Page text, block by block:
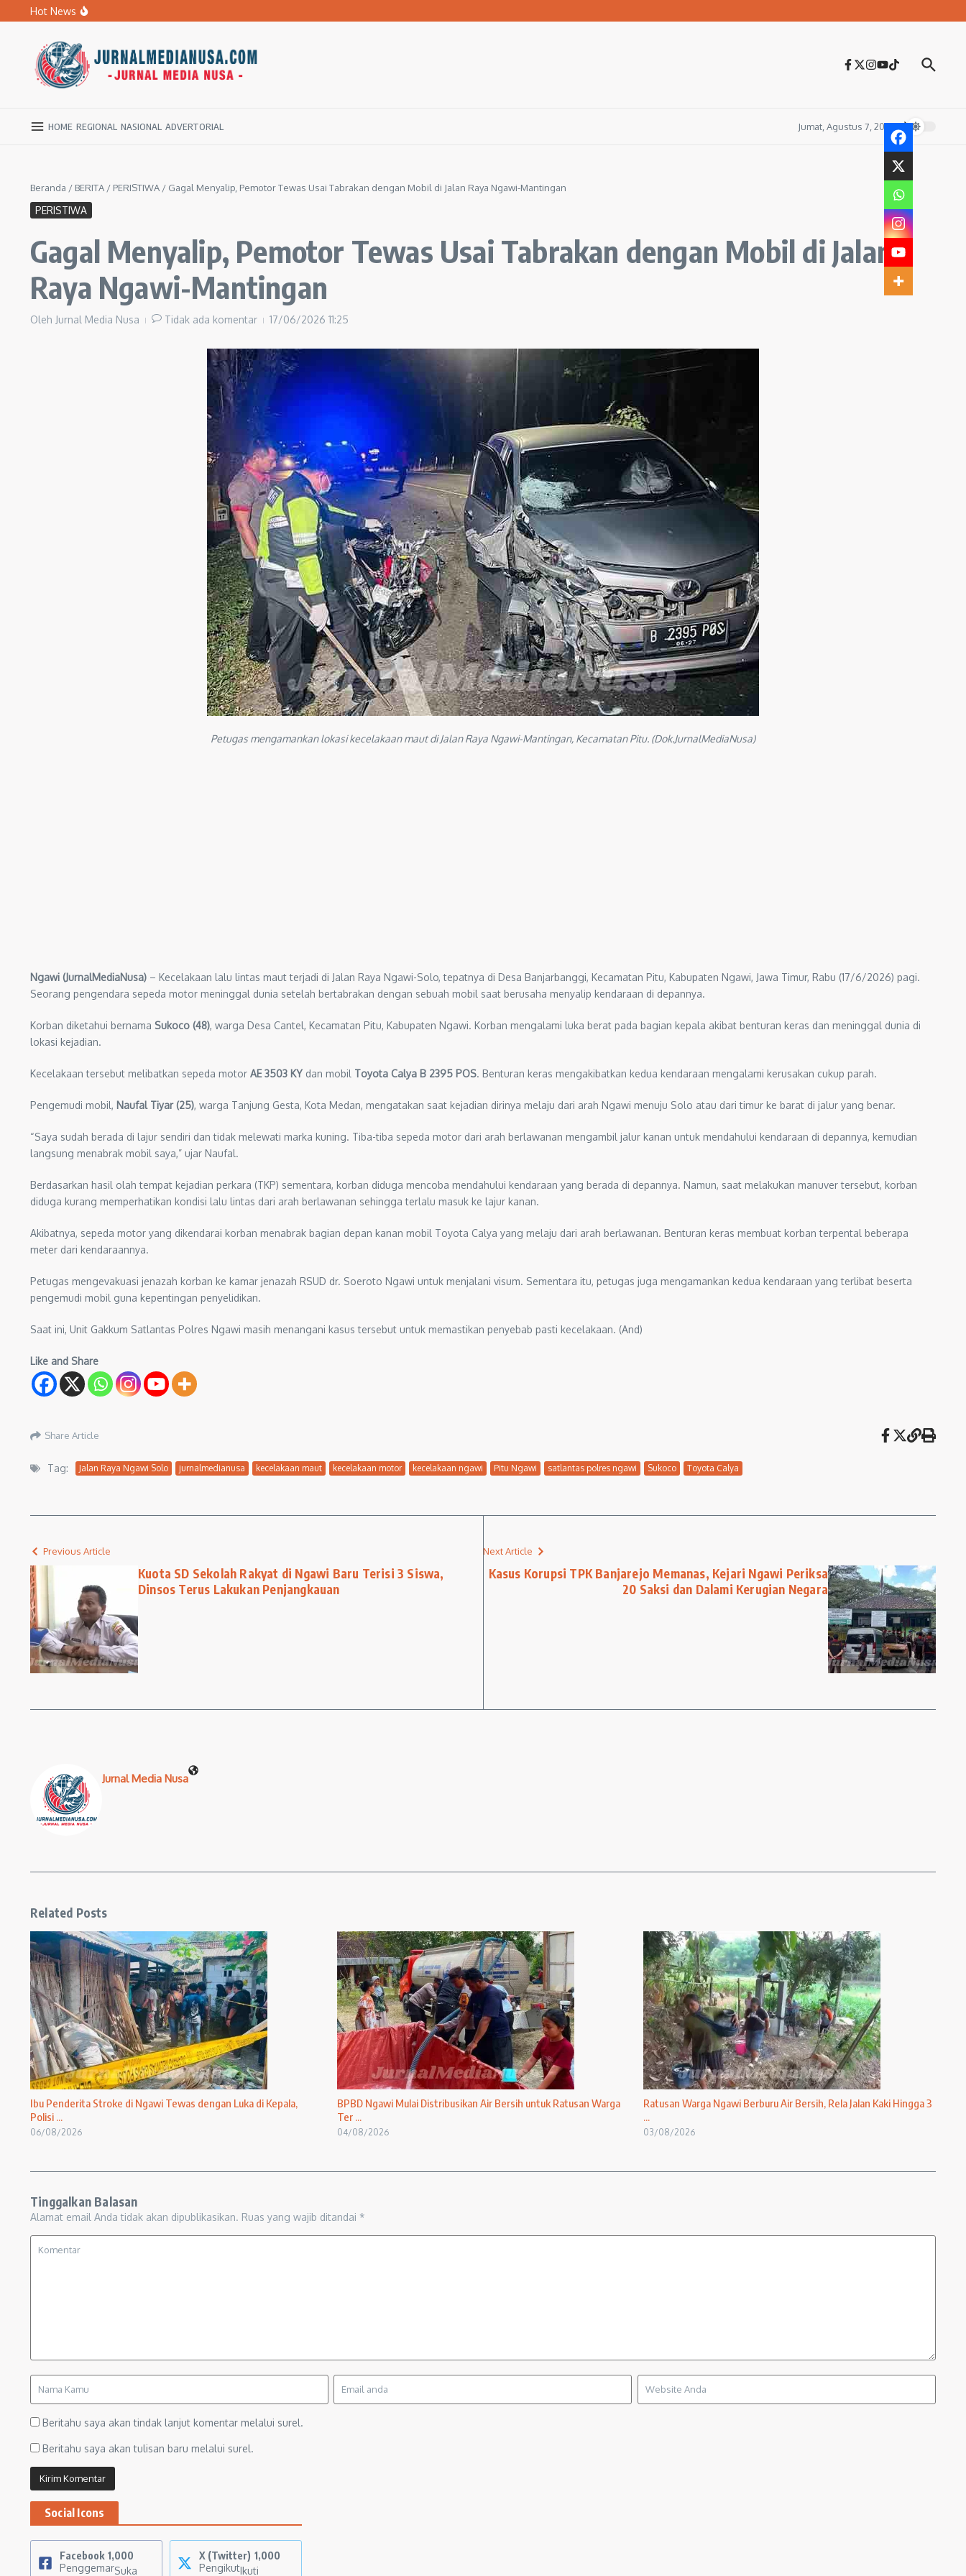
Lewati ke konten
Hot News
Kupas Pola Asuh Berbasis Otak Anak, SD Muhammadiyah 1 Ngawi Gelar Seminar Golden Parenting
HOME REGIONAL NASIONAL ADVERTORIAL Jumat, Agustus 7, 2026
Beranda / BERITA / PERISTIWA / Gagal Menyalip, Pemotor Tewas Usai Tabrakan dengan Mobil di Jalan Raya Ngawi-Mantingan
PERISTIWA
Gagal Menyalip, Pemotor Tewas Usai Tabrakan dengan Mobil di Jalan
Raya Ngawi-Mantingan
Oleh Jurnal Media Nusa Tidak ada komentar 17/06/2026 11:25
Petugas mengamankan lokasi kecelakaan maut di Jalan Raya Ngawi-Mantingan, Kecamatan Pitu. (Dok.JurnalMediaNusa)
Ngawi (JurnalMediaNusa) – Kecelakaan lalu lintas maut terjadi di Jalan Raya Ngawi-Solo, tepatnya di Desa Banjarbanggi, Kecamatan Pitu, Kabupaten Ngawi, Jawa Timur, Rabu (17/6/2026) pagi.
Seorang pengendara sepeda motor meninggal dunia setelah bertabrakan dengan sebuah mobil saat berusaha menyalip kendaraan di depannya.
Korban diketahui bernama Sukoco (48), warga Desa Cantel, Kecamatan Pitu, Kabupaten Ngawi. Korban mengalami luka berat pada bagian kepala akibat benturan keras dan meninggal dunia di
lokasi kejadian.
Kecelakaan tersebut melibatkan sepeda motor AE 3503 KY dan mobil Toyota Calya B 2395 POS. Benturan keras mengakibatkan kedua kendaraan mengalami kerusakan cukup parah.
Pengemudi mobil, Naufal Tiyar (25), warga Tanjung Gesta, Kota Medan, mengatakan saat kejadian dirinya melaju dari arah Ngawi menuju Solo atau dari timur ke barat di jalur yang benar.
“Saya sudah berada di lajur sendiri dan tidak melewati marka kuning. Tiba-tiba sepeda motor dari arah berlawanan mengambil jalur kanan untuk mendahului kendaraan di depannya, kemudian
langsung menabrak mobil saya,” ujar Naufal.
Berdasarkan hasil olah tempat kejadian perkara (TKP) sementara, korban diduga mencoba mendahului kendaraan yang berada di depannya. Namun, saat melakukan manuver tersebut, korban
diduga kurang memperhatikan kondisi lalu lintas dari arah berlawanan sehingga terlalu masuk ke lajur kanan.
Akibatnya, sepeda motor yang dikendarai korban menabrak bagian depan kanan mobil Toyota Calya yang melaju dari arah berlawanan. Benturan keras membuat korban terpental beberapa
meter dari kendaraannya.
Petugas mengevakuasi jenazah korban ke kamar jenazah RSUD dr. Soeroto Ngawi untuk menjalani visum. Sementara itu, petugas juga mengamankan kedua kendaraan yang terlibat beserta
pengemudi mobil guna kepentingan penyelidikan.
Saat ini, Unit Gakkum Satlantas Polres Ngawi masih menangani kasus tersebut untuk memastikan penyebab pasti kecelakaan. (And)
Like and Share
Share Article
Tag: Jalan Raya Ngawi Solo jurnalmedianusa kecelakaan maut kecelakaan motor kecelakaan ngawi Pitu Ngawi satlantas polres ngawi Sukoco Toyota Calya
Previous Article
Kuota SD Sekolah Rakyat di Ngawi Baru Terisi 3 Siswa,
Dinsos Terus Lakukan Penjangkauan
Next Article
Kasus Korupsi TPK Banjarejo Memanas, Kejari Ngawi Periksa
20 Saksi dan Dalami Kerugian Negara
Jurnal Media Nusa
Related Posts
Ibu Penderita Stroke di Ngawi Tewas dengan Luka di Kepala,
Polisi ...
06/08/2026
BPBD Ngawi Mulai Distribusikan Air Bersih untuk Ratusan Warga
Ter ...
04/08/2026
Ratusan Warga Ngawi Berburu Air Bersih, Rela Jalan Kaki Hingga 3
...
03/08/2026
Tinggalkan Balasan
Alamat email Anda tidak akan dipublikasikan. Ruas yang wajib ditandai *
Beritahu saya akan tindak lanjut komentar melalui surel.
Beritahu saya akan tulisan baru melalui surel.
Social Icons
Facebook 1,000
PenggemarSuka
X (Twitter) 1,000
PengikutIkuti